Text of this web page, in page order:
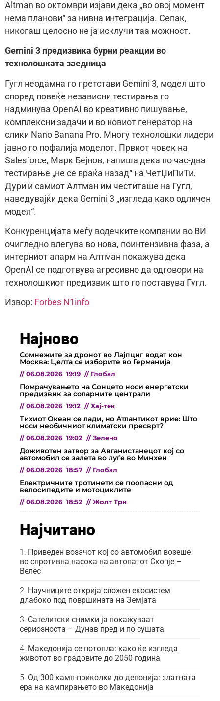
Altman во октомври изјави дека „во овој момент
нема планови“ за нивна интеграција. Сепак,
никогаш целосно не ја исклучи таа можност.
Gemini 3 предизвика бурни реакции во
технолошката заедница
Гугл неодамна го претстави Gemini 3, модел што
според повеќе независни тестирања го
надминува OpenAI во креативно пишување,
комплексни задачи и во новиот генератор на
слики Nano Banana Pro. Многу технолошки лидери
јавно го пофалија моделот. Првиот човек на
Salesforce, Марк Бејнов, напиша дека по час-два
тестирање „не се враќа назад“ на ЧетЏиПиТи.
Дури и самиот Алтман им честиташе на Гугл,
наведувајќи дека Gemini 3 „изгледа како одличен
модел“.
Конкуренцијата меѓу водечките компании во ВИ
очигледно влегува во нова, поинтензивна фаза, а
интерниот аларм на Алтман покажува дека
OpenAI се подготвува агресивно да одговори на
технолошкиот предизвик што го поставува Гугл.
Извор: Forbes N1info
Најново
Сомнежите за дронот во Лајпциг водат кон
Москва: Целта се изборите во Германија
// 06.08.2026 19:19 // Глобал
Помрачувањето на Сонцето носи енергетски
предизвик за соларните централи
// 06.08.2026 19:12 // Хај-тек
Тихиот Океан се лади, но Атлантикот врие: Што
носи необичниот климатски пресврт?
// 06.08.2026 19:02 // Зелено
Доживотен затвор за Авганистанецот кој со
автомобил се залета во луѓе во Минхен
// 06.08.2026 18:57 // Глобал
Електричните тротинети се поопасни од
велосипедите и мотоциклите
// 06.08.2026 18:52 // Жолт Трн
Најчитано
Приведен возачот кој со автомобил возеше
во спротивна насока на автопатот Скопје –
Велес
Научниците открија сложен екосистем
длабоко под површината на Земјата
Сателитски снимки ја покажуваат
сериозноста – Дунав пред и по сушата
Македонија се потопла: како ќе изгледа
животот во градовите до 2050 година
Од 300 камп-приколки до депонија: златната
ера на кампирањето во Македонија